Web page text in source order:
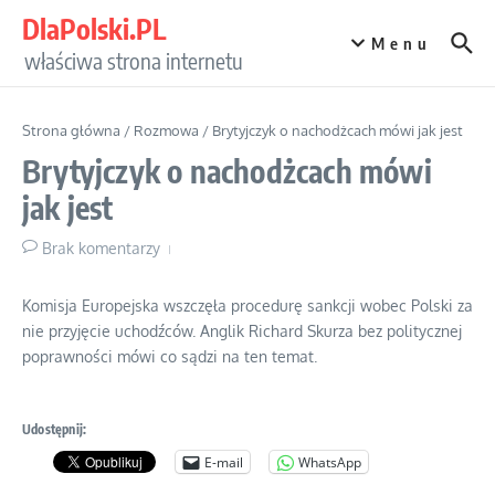
DlaPolski.PL
właściwa strona internetu
Menu
Strona główna / Rozmowa / Brytyjczyk o nachodżcach mówi jak jest
Brytyjczyk o nachodżcach mówi
jak jest
Brak komentarzy
Komisja Europejska wszczęła procedurę sankcji wobec Polski za
nie przyjęcie uchodźców. Anglik Richard Skurza bez politycznej
poprawności mówi co sądzi na ten temat.
Udostępnij:
E-mail WhatsApp